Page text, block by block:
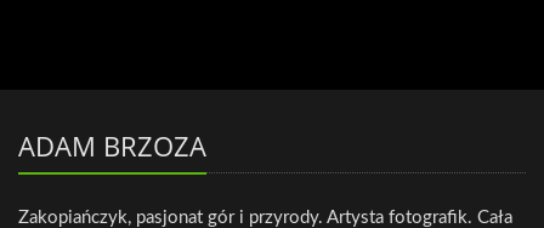
ADAM BRZOZA
Zakopiańczyk, pasjonat gór i przyrody. Artysta fotografik. Cała